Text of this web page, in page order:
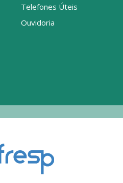
Telefones Úteis
Ouvidoria